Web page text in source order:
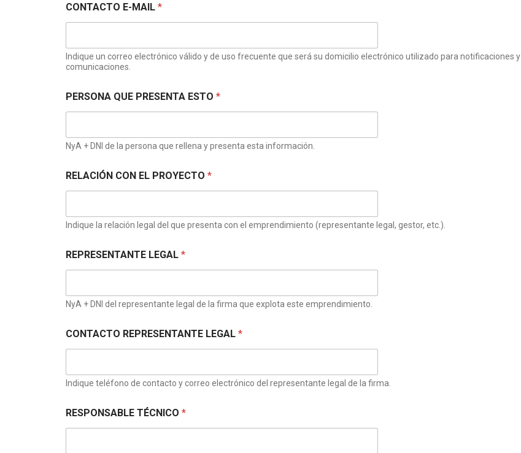
CONTACTO E-MAIL *
Indique un correo electrónico válido y de uso frecuente que será su domicilio electrónico utilizado para notificaciones y
comunicaciones.
PERSONA QUE PRESENTA ESTO *
NyA + DNI de la persona que rellena y presenta esta información.
RELACIÓN CON EL PROYECTO *
Indique la relación legal del que presenta con el emprendimiento (representante legal, gestor, etc.).
REPRESENTANTE LEGAL *
NyA + DNI del representante legal de la firma que explota este emprendimiento.
CONTACTO REPRESENTANTE LEGAL *
Indique teléfono de contacto y correo electrónico del representante legal de la firma.
RESPONSABLE TÉCNICO *